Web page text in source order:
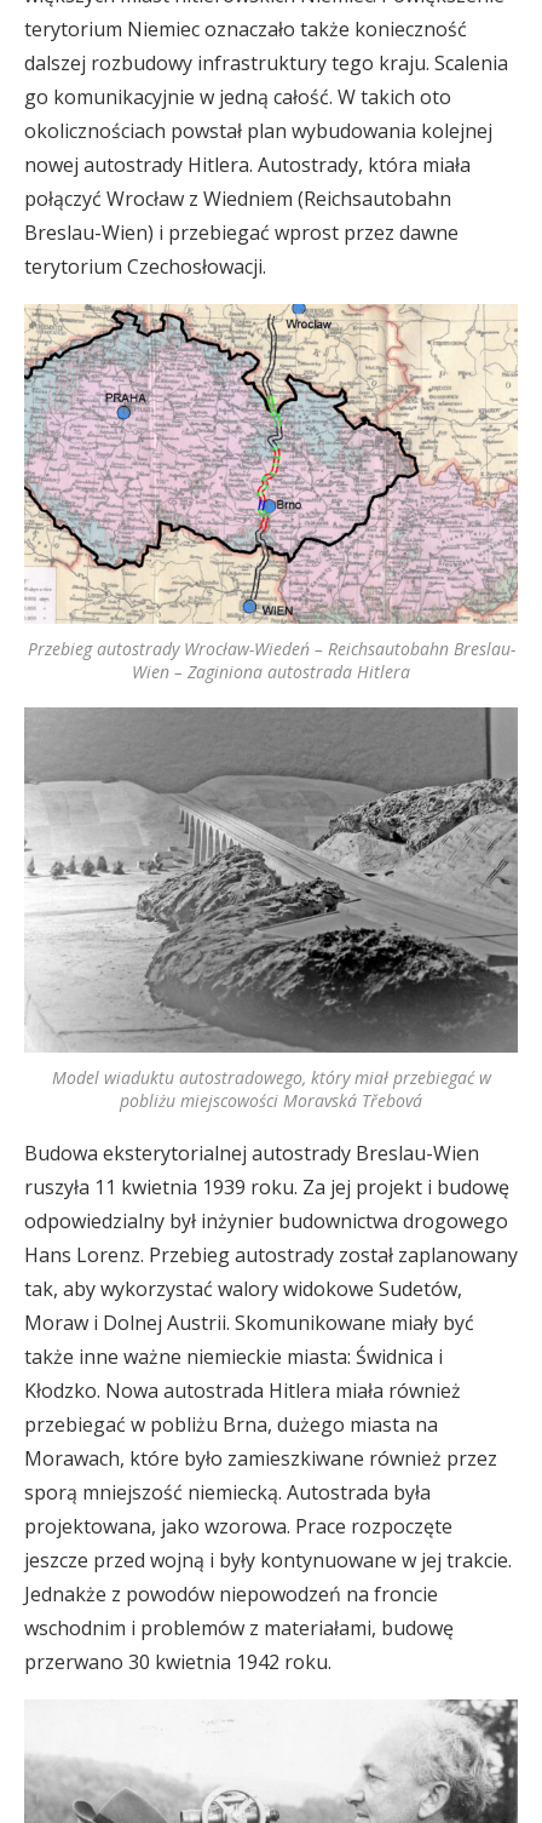
terytorium Niemiec oznaczało także konieczność
dalszej rozbudowy infrastruktury tego kraju. Scalenia
go komunikacyjnie w jedną całość. W takich oto
okolicznościach powstał plan wybudowania kolejnej
nowej autostrady Hitlera. Autostrady, która miała
połączyć Wrocław z Wiedniem (Reichsautobahn
Breslau-Wien) i przebiegać wprost przez dawne
terytorium Czechosłowacji.
Przebieg autostrady Wrocław-Wiedeń – Reichsautobahn Breslau-
Wien – Zaginiona autostrada Hitlera
Model wiaduktu autostradowego, który miał przebiegać w
pobliżu miejscowości Moravská Třebová
Budowa eksterytorialnej autostrady Breslau-Wien
ruszyła 11 kwietnia 1939 roku. Za jej projekt i budowę
odpowiedzialny był inżynier budownictwa drogowego
Hans Lorenz. Przebieg autostrady został zaplanowany
tak, aby wykorzystać walory widokowe Sudetów,
Moraw i Dolnej Austrii. Skomunikowane miały być
także inne ważne niemieckie miasta: Świdnica i
Kłodzko. Nowa autostrada Hitlera miała również
przebiegać w pobliżu Brna, dużego miasta na
Morawach, które było zamieszkiwane również przez
sporą mniejszość niemiecką. Autostrada była
projektowana, jako wzorowa. Prace rozpoczęte
jeszcze przed wojną i były kontynuowane w jej trakcie.
Jednakże z powodów niepowodzeń na froncie
wschodnim i problemów z materiałami, budowę
przerwano 30 kwietnia 1942 roku.